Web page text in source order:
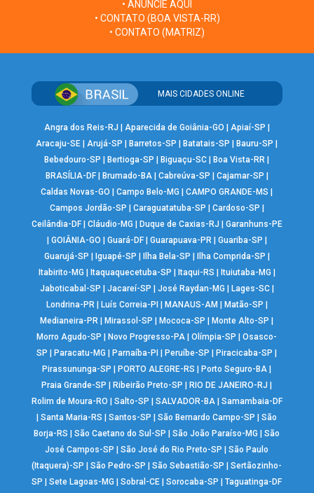
• ANUNCIE AQUI
• CONTATO (BOA VISTA-RR)
• CONTATO (MATRIZ)
MAIS CIDADES ONLINE
Angra dos Reis-RJ Aparecida de Goiânia-GO Apiaí-SP
Aracaju-SE |Arujá-SP Barretos-SP Batatais-SP Bauru-SP
Bebedouro-SP
Bertioga-SP Biguaçu-SC Boa Vista-RR
BRASÍLIA-DF| Brumado-BA| Cabreúva-SP Cajamar-SP
Caldas Novas-GO
|Campo Belo-MG |CAMPO GRANDE-MS
Campos Jordão-SP
Caraguatatuba-SP Cardoso-SP
Ceilândia-DF| Cláudio-MG Duque de Caxias-RJ
Garanhuns-PE
GOIÂNIA-GO Guará-DF| Guarapuava-PR| Guariba-SP
Guarujá-SP
Iguapé-SP Ilha Bela-SP Ilha Comprida-SP
Itabirito-MG
Itaquaquecetuba-SP Itaqui-RS Ituiutaba-MG
Jaboticabal-SP
Jacareí-SP José Raydan-MG Lages-SC|
Londrina-PR| Luís Correia-PI MANAUS-AM Matão-SP
Medianeira-PR
Mirassol-SP Mococa-SP Monte Alto-SP
Morro Agudo-SP
Novo Progresso-PA |Olímpia-SP |Osasco-
SP
Paracatu-MG Parnaíba-PI Peruíbe-SP Piracicaba-SP
Pirassununga-SP
PORTO ALEGRE-RS Porto Seguro-BA
Praia Grande-SP
Ribeirão Preto-SP RIO DE JANEIRO-RJ
Rolim de Moura-RO
Salto-SP SALVADOR-BA| Samambaia-DF
|Santa Maria-RS |Santos-SP |São Bernardo Campo-SP |São
Borja-RS
|São Caetano do Sul-SP |São João Paraíso-MG |São
José Campos-SP
|São José do Rio Preto-SP |São Paulo
(Itaquera)-SP
|São Pedro-SP |São Sebastião-SP |Sertãozinho-
SP
|Sete Lagoas-MG |Sobral-CE |Sorocaba-SP |Taguatinga-DF